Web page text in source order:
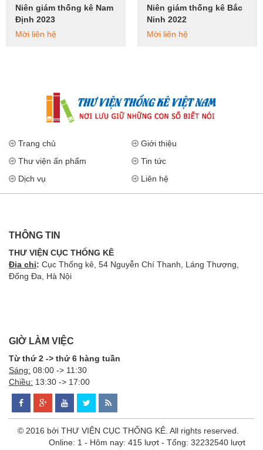
Xem tiếp
Niên giám thống kê Nam
Định 2023
Mời liên hệ
Xem tiếp
Niên giám thống kê Bắc
Ninh 2022
Mời liên hệ
Trang chủ
Giới thiệu
Thư viện ấn phẩm
Tin tức
Dịch vụ
Liên hệ
THÔNG TIN
THƯ VIỆN CỤC THỐNG KÊ
Địa chỉ: Cục Thống kê, 54 Nguyễn Chí Thanh, Láng Thượng,
Đống Đa, Hà Nội
GIỜ LÀM VIỆC
Từ thứ 2 -> thứ 6 hàng tuần
Sáng: 08:00 -> 11:30
Chiều: 13:30 -> 17:00
© 2016 bởi THƯ VIỆN CỤC THỐNG KÊ. All rights reserved.
Online: 1 - Hôm nay: 415 lượt - Tổng: 32232540 lượt